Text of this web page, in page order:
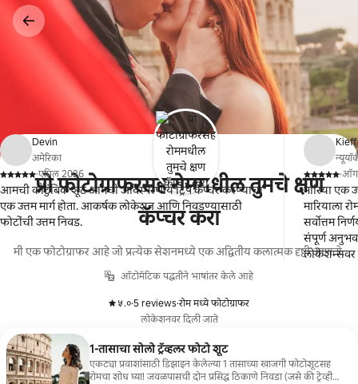
कंटेंटवर
प्रो फोटोग्राफरसह रोममधील तुमचे क्षण
कॅप्चर करा
मी एक फोटोग्राफर आहे जो प्रत्येक सेशनमध्ये एक अद्वितीय कलात्मक दृष्टी आणतो.
ऑटोमॅटिक पद्धतीने भाषांतर केले आहे
५.०
,
·5 reviews
,
·रोम मध्ये फोटोग्राफर
लोकेशनवर दिली जाते
1-तासाचा सोलो ट्रॅव्हलर फोटो शूट
एकट्या प्रवाशांसाठी डिझाइन केलेल्या 1 तासाच्या खाजगी फोटोशूटसह
रोमचा शोध घ्या! जवळपासची दोन प्रसिद्ध ठिकाणे निवडा (जसे की ट्रेव्ही
Devin
अमेरिका
,
·एप्रिल 2026
आमची कौटुंबिक शूट आमची अविस्मरणीय ट्रिप कॅप्चर करण्याचा
एक उत्तम मार्ग होता. आकर्षक लोकेशन आणि निवडण्यासाठी
फोटोंची उत्तम निवड.
,
·
मारिया एक
मारियाला
सर्वोत्तम
संपूर्ण
लोकेशन्सवर